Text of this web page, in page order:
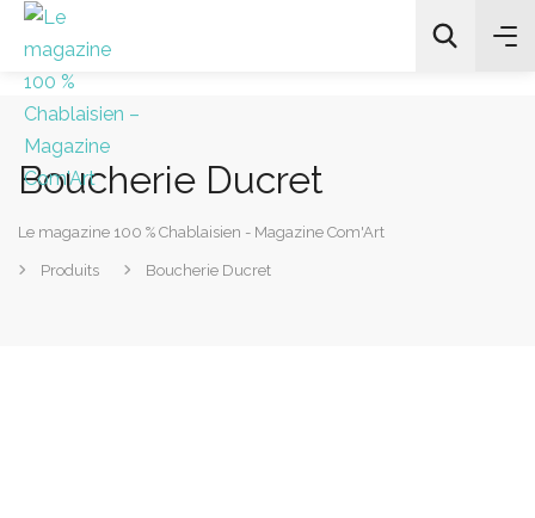
All Categories
Boucherie Ducret
Le magazine 100 % Chablaisien - Magazine Com'Art
Produits Boucherie Ducret